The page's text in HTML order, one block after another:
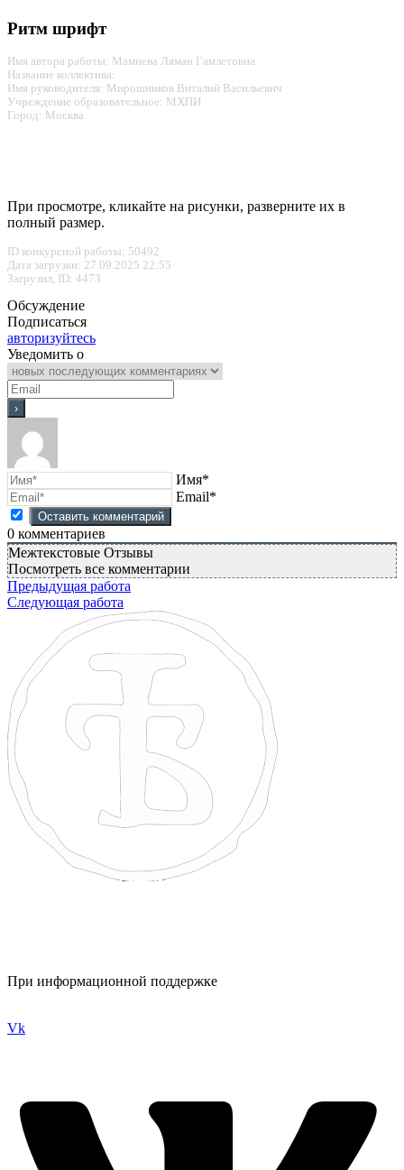
Ритм шрифт
Имя автора работы: Мамиева Ляман Гамлетовна
Название коллектива:
Имя руководителя: Мирошников Виталий Васильевич
Учреждение образовательное: МХПИ
Город: Москва
При просмотре, кликайте на рисунки, разверните их в
полный размер.
ID конкурсной работы: 50492
Дата загрузки: 27.09.2025 22:55
Загрузил, ID: 4473
Обсуждение
Подписаться
авторизуйтесь
Уведомить о
Имя*
Email*
0 комментариев
Межтекстовые Отзывы
Посмотреть все комментарии
Предыдущая работа
Следующая работа
При информационной поддержке
Vk